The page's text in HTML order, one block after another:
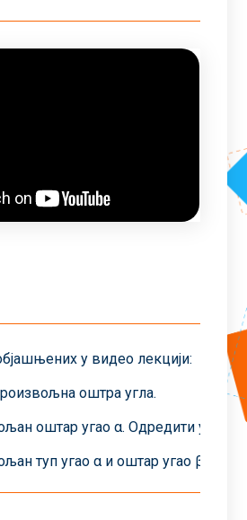
у видео лекцији:
оштра угла.
оштар угао α. Одредити угао
туп угао α и оштар угао β.